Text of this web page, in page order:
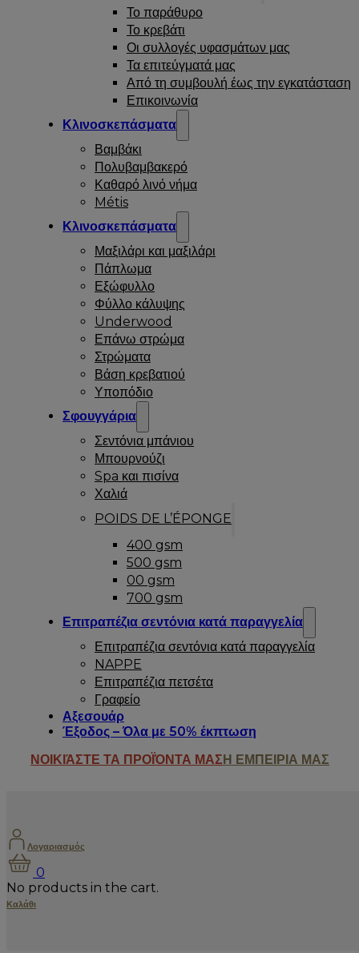
Το παράθυρο
Το κρεβάτι
Οι συλλογές υφασμάτων μας
Τα επιτεύγματά μας
Από τη συμβουλή έως την εγκατάσταση
Επικοινωνία
Κλινοσκεπάσματα
Βαμβάκι
Πολυβαμβακερό
Καθαρό λινό νήμα
Métis
Κλινοσκεπάσματα
Μαξιλάρι και μαξιλάρι
Πάπλωμα
Εξώφυλλο
Φύλλο κάλυψης
Underwood
Επάνω στρώμα
Στρώματα
Βάση κρεβατιού
Υποπόδιο
Σφουγγάρια
Σεντόνια μπάνιου
Μπουρνούζι
Spa και πισίνα
Χαλιά
POIDS DE L’ÉPONGE
400 gsm
500 gsm
00 gsm
700 gsm
Επιτραπέζια σεντόνια κατά παραγγελία
Επιτραπέζια σεντόνια κατά παραγγελία
NAPPE
Επιτραπέζια πετσέτα
Γραφείο
Αξεσουάρ
Έξοδος – Όλα με 50% έκπτωση
ΝΟΙΚΙΆΣΤΕ ΤΑ ΠΡΟΪΌΝΤΑ ΜΑΣ Η ΕΜΠΕΙΡΙΑ ΜΑΣ
Λογαριασμός
0
No products in the cart.
Καλάθι